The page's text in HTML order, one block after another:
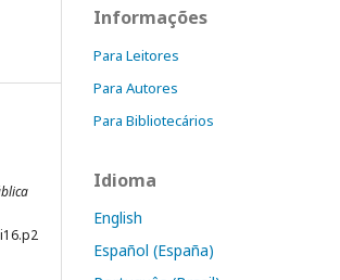
Informações
Para Leitores
Para Autores
Para Bibliotecários
Idioma
English
Español (España)